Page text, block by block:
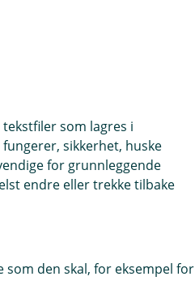
som lagres i
sikkerhet, huske
for grunnleggende
endre eller trekke tilbake
den skal, for eksempel for